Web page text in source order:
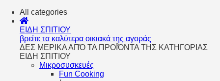
All categories
ΕΙΔΗ ΣΠΙΤΙΟΥ
βρείτε τα καλύτερα οικιακά της αγοράς
ΔΕΣ ΜΕΡΙΚΑ ΑΠΌ ΤΑ ΠΡΟΪΌΝΤΑ ΤΗΣ ΚΑΤΗΓΟΡΙΑΣ
ΕΙΔΗ ΣΠΙΤΙΟΥ
Μικροσυσκευές
Fun Cooking